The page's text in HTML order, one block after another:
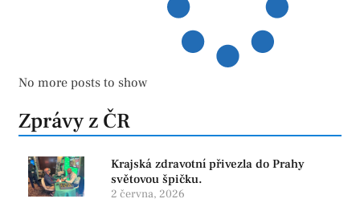
No more posts to show
Zprávy z ČR
Krajská zdravotní přivezla do Prahy
světovou špičku.
2 června, 2026